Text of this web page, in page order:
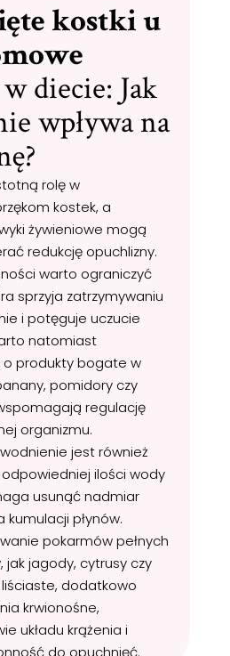
kostki u
w diecie: Jak
wpływa na
rolę w
kostek, a
żywieniowe mogą
redukcję opuchlizny.
warto ograniczyć
sprzyja zatrzymywaniu
i potęguje uczucie
natomiast
produkty bogate w
pomidory czy
regulację
organizmu.
jest również
ilości wody
usunąć nadmiar
płynów.
pokarmów pełnych
jagody, cytrusy czy
dodatkowo
krwionośne,
układu krążenia i
do opuchnięć.